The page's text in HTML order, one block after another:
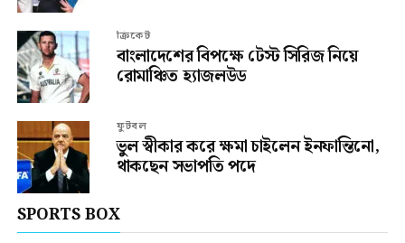
ক্রিকেট
বাংলাদেশের বিপক্ষে টেস্ট সিরিজ নিয়ে
রোমাঞ্চিত হ্যাজলউড
ফুটবল
ভুল স্বীকার করে ক্ষমা চাইলেন ইনফান্তিনো,
থাকছেন সভাপতি পদে
SPORTS BOX